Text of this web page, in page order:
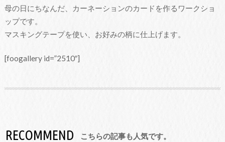
母の日にちなんだ、カーネーションのカードを作るワークショ
ップです。
マスキングテープを使い、お好みの柄に仕上げます。
[foogallery id=”2510″]
RECOMMEND こちらの記事も人気です。